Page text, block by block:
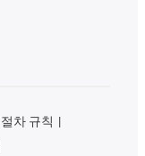
절차 규칙